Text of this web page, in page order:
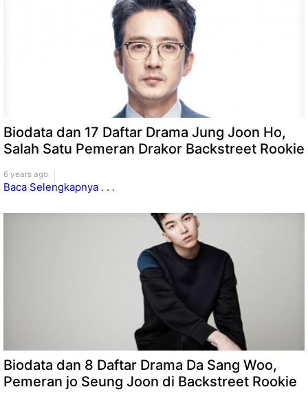
Biodata dan 17 Daftar Drama Jung Joon Ho,
Salah Satu Pemeran Drakor Backstreet Rookie
6 years ago
Baca Selengkapnya . . .
Biodata dan 8 Daftar Drama Da Sang Woo,
Pemeran jo Seung Joon di Backstreet Rookie